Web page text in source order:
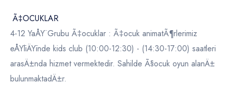
Ã‡OCUKLAR
4-12 YaÅŸ Grubu Ã‡ocuklar : Ã‡ocuk animatÃ¶rlerimiz
eÅŸliÄŸinde kids club (10:00-12:30) - (14:30-17:00) saatleri
arasÄ±nda hizmet vermektedir. Sahilde Ã§ocuk oyun alanÄ±
bulunmaktadÄ±r.